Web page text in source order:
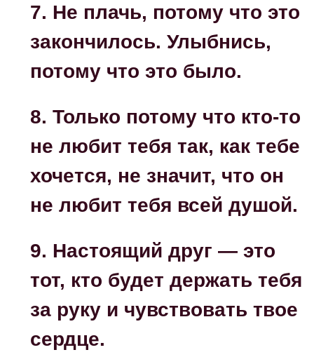
7. Не плачь, потому что это
закончилось. Улыбнись,
потому что это было.
8. Только потому что кто-то
не любит тебя так, как тебе
хочется, не значит, что он
не любит тебя всей душой.
9. Настоящий друг — это
тот, кто будет держать тебя
за руку и чувствовать твое
сердце.